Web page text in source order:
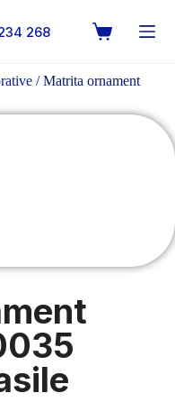
268
/ Matrita ornament